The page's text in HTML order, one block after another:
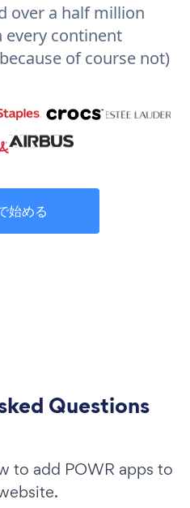
over a half million
every continent
of course not)
始める
Questions
to add POWR apps to